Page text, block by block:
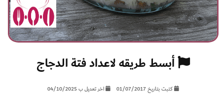
أبسط طريقه لاعداد فتة الدجاج
كتبت بتاريخ 01/07/2017 اخر تعديل ب 04/10/2025